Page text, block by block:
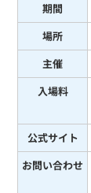
期間
場所
主催
入場料
公式サイト
お問い合わせ